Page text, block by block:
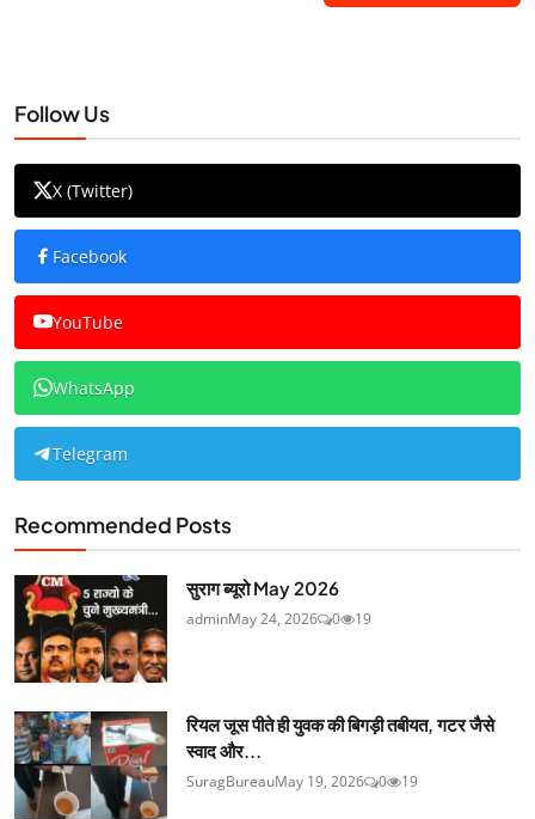
Follow Us
X (Twitter)
Facebook
YouTube
WhatsApp
Telegram
Recommended Posts
सुराग ब्यूरो May 2026
adminMay 24, 2026 0 19
रियल जूस पीते ही युवक की बिगड़ी तबीयत, गटर जैसे
स्वाद और...
SuragBureauMay 19, 2026 0 19